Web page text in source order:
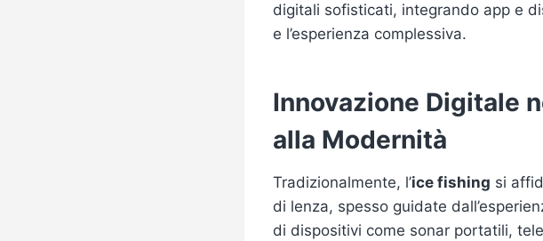
digitali sofisticati, integrando app e
e l’esperienza complessiva.
Innovazione Digitale
alla Modernità
Tradizionalmente, l’ice fishing si
di lenza, spesso guidate
di dispositivi come sonar portatili,